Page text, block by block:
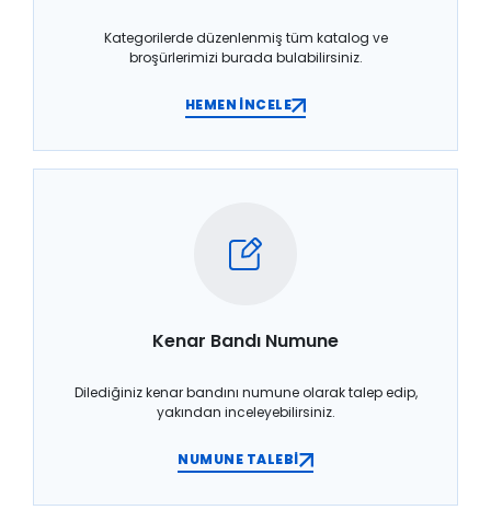
Kategorilerde düzenlenmiş tüm katalog ve
broşürlerimizi burada bulabilirsiniz.
HEMEN İNCELE
Kenar Bandı Numune
Dilediğiniz kenar bandını numune olarak talep edip,
yakından inceleyebilirsiniz.
NUMUNE TALEBİ